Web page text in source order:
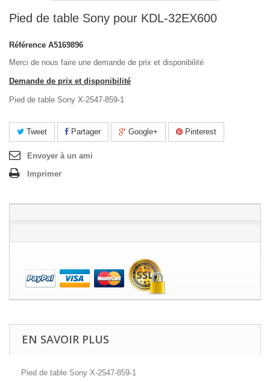
Pied de table Sony pour KDL-32EX600
Référence A5169896
Merci de nous faire une demande de prix et disponibilité
Demande de prix et disponibilité
Pied de table Sony X-2547-859-1
Tweet Partager Google+ Pinterest
Envoyer à un ami
Imprimer
EN SAVOIR PLUS
Pied de table Sony X-2547-859-1